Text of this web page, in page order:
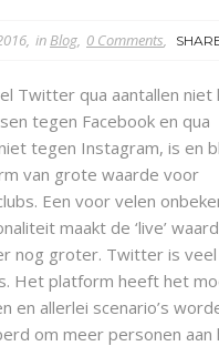
inBlog 0 Comments
Twitter qua aantallen niet
tegen Facebook en qua
tegen Instagram, is en
van grote waarde voor
Een voor velen
maakt de ‘live’
nog groter. Twitter is veel
Het platform heeft het
en allerlei scenario’s
om meer personen aan